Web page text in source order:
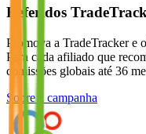
Referidos
Promova a TradeTracker e
Para cada afiliado que
comissões globais até 36
Sobre a campanha